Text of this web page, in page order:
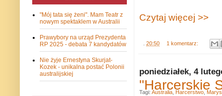
Czytaj więcej >>
20:50 1 komentarz:
poniedziałek, 4
"Harcerskie
Tagi: Australia Harcerstwo
"Mój tata się żeni". Mam Teatr z
nowym spektaklem w Australii
Prawybory na urząd Prezydenta
RP 2025 - debata 7 kandydatów
Nie żyje Ernestyna Skurjat-
Kozek - unikalna postać Polonii
australijskiej